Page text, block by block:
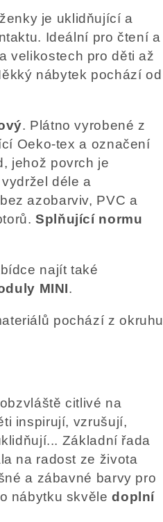
je uklidňující a
Ideální pro čtení a
velikostech pro děti až
nábytek pochází od
. Plátno vyrobené z
Oeko-tex a označení
jehož povrch je
déle a
azobarviv, PVC a
Splňující normu
najít také
MINI.
pochází z okruhu
citlivé na
inspirují, vzrušují,
Základní řada
na radost ze života
a zábavné barvy pro
nábytku skvěledoplní